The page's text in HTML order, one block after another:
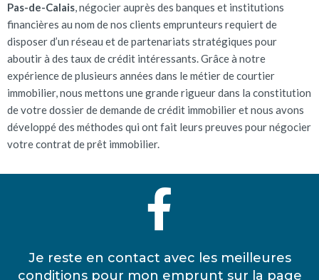
Pas-de-Calais, négocier auprès des banques et institutions
financières au nom de nos clients emprunteurs requiert de
disposer d’un réseau et de partenariats stratégiques pour
aboutir à des taux de crédit intéressants. Grâce à notre
expérience de plusieurs années dans le métier de courtier
immobilier, nous mettons une grande rigueur dans la constitution
de votre dossier de demande de crédit immobilier et nous avons
développé des méthodes qui ont fait leurs preuves pour négocier
votre contrat de prêt immobilier.
Je reste en contact avec les meilleures
conditions pour mon emprunt sur la page